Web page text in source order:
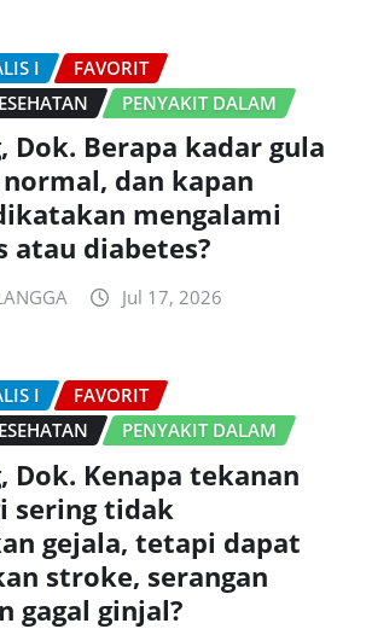
I
FAVORIT
PENYAKIT DALAM
Dok. Berapa kadar gula
dan kapan
mengalami
atau diabetes?
Jul 17, 2026
I
FAVORIT
PENYAKIT DALAM
Dok. Kenapa tekanan
sering tidak
gejala, tetapi dapat
stroke, serangan
gagal ginjal?